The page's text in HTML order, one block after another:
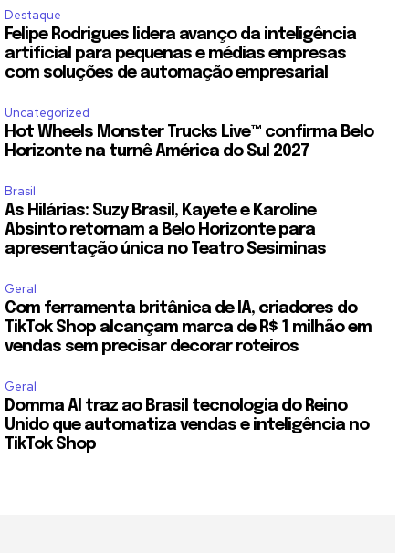
Destaque
Felipe Rodrigues lidera avanço da inteligência
artificial para pequenas e médias empresas
com soluções de automação empresarial
Uncategorized
Hot Wheels Monster Trucks Live™ confirma Belo
Horizonte na turnê América do Sul 2027
Brasil
As Hilárias: Suzy Brasil, Kayete e Karoline
Absinto retornam a Belo Horizonte para
apresentação única no Teatro Sesiminas
Geral
Com ferramenta britânica de IA, criadores do
TikTok Shop alcançam marca de R$ 1 milhão em
vendas sem precisar decorar roteiros
Geral
Domma AI traz ao Brasil tecnologia do Reino
Unido que automatiza vendas e inteligência no
TikTok Shop